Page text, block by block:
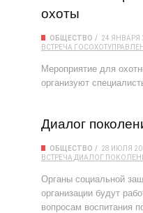
охоты
ОБЩЕСТВО
24 ЯНВАРЯ
ВСТРЕЧА
Мероприятие для
организуют
Диалог
ОБЩЕСТВО
28 ИЮЛЯ
ВСТРЕЧА ДИАЛОГ
Органы социальной
организации будут
вопросам воспитания